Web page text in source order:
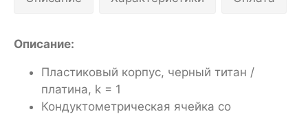
Описание:
Пластиковый корпус, черный титан /
платина, k = 1
Кондуктометрическая ячейка со